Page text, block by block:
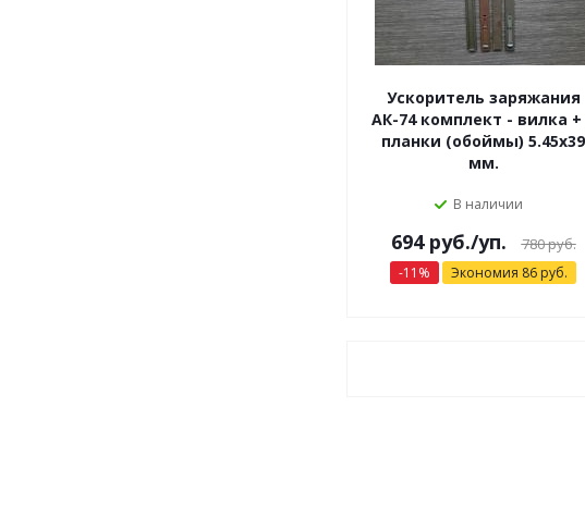
Ускоритель заряжания
АК-74 комплект - вилка +
планки (обоймы) 5.45х39
мм.
В наличии
694руб./уп. 780руб.
-11 % Экономия 86 руб.